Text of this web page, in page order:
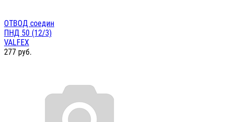
ОТВОД соедин
ПНД 50 (12/3)
VALFEX
277 руб.